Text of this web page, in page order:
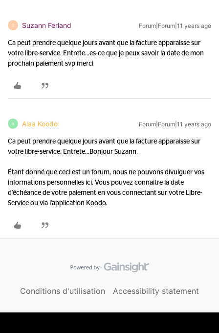
S Suzann Ferland Forum|Forum|11 years ago
Ca peut prendre quelque jours avant que la facture apparaisse sur
votre libre-service. Entrete...es-ce que je peux savoir la date de mon
prochain paiement svp merci
A Alaa Koodo Forum|Forum|11 years ago
Ca peut prendre quelque jours avant que la facture apparaisse sur
votre libre-service. Entrete...Bonjour Suzann,
Étant donné que ceci est un forum, nous ne pouvons divulguer vos
informations personnelles ici. Vous pouvez connaitre la date
d'échéance de votre paiement en vous connectant sur votre Libre-
Service ou via l'application Koodo.
Conditions d'utilisation Accessibility statement